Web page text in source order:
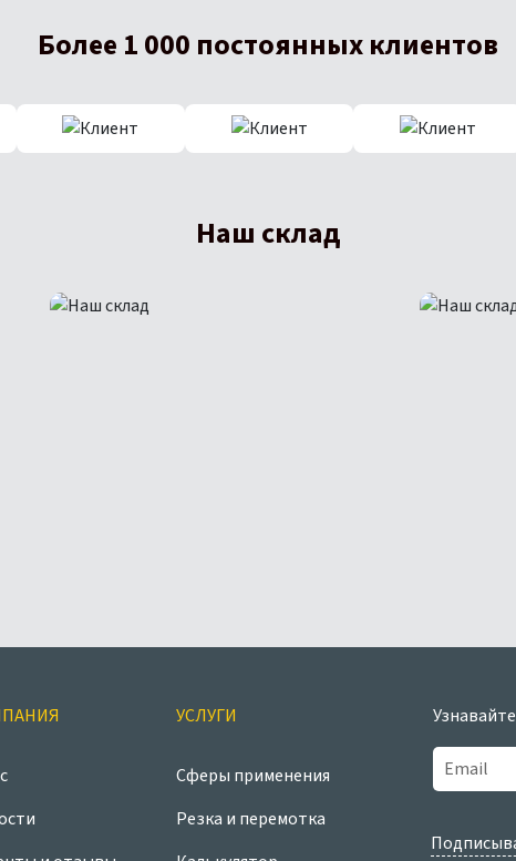
Более 1 000 постоянных клиентов
Наш склад
УСЛУГИ
Сферы применения
Резка и перемотка